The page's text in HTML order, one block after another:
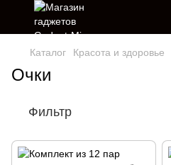
Каталог Красота и здоровье
Очки
Фильтр